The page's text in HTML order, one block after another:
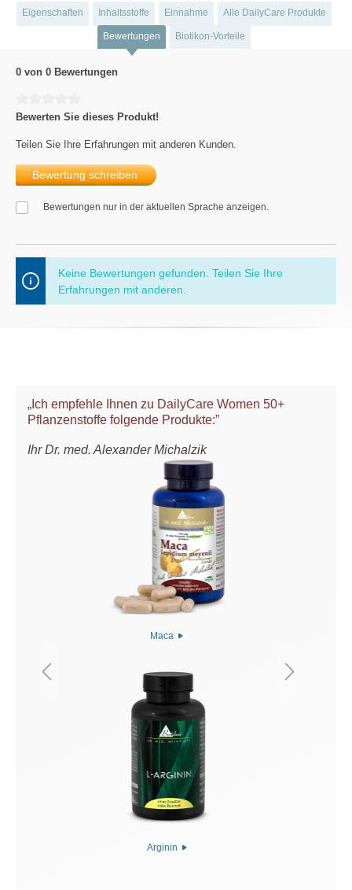
Eigenschaften Inhaltsstoffe Einnahme Alle DailyCare Produkte
Bewertungen Biotikon-Vorteile
0 von 0 Bewertungen
Bewerten Sie dieses Produkt!
Teilen Sie Ihre Erfahrungen mit anderen Kunden.
Bewertung schreiben
Bewertungen nur in der aktuellen Sprache anzeigen.
Keine Bewertungen gefunden. Teilen Sie Ihre
Erfahrungen mit anderen.
„Ich empfehle Ihnen zu DailyCare Women 50+
Pflanzenstoffe folgende Produkte:”
Ihr Dr. med. Alexander Michalzik
Maca
Arginin